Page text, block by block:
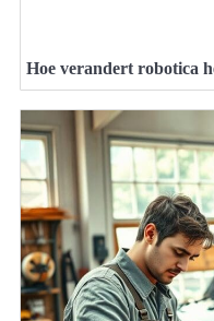
Hoe verandert robotica